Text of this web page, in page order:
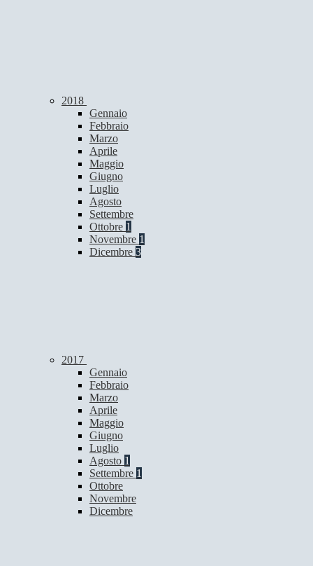
2018
Gennaio
Febbraio
Marzo
Aprile
Maggio
Giugno
Luglio
Agosto
Settembre
Ottobre 1
Novembre 1
Dicembre 3
2017
Gennaio
Febbraio
Marzo
Aprile
Maggio
Giugno
Luglio
Agosto 1
Settembre 1
Ottobre
Novembre
Dicembre